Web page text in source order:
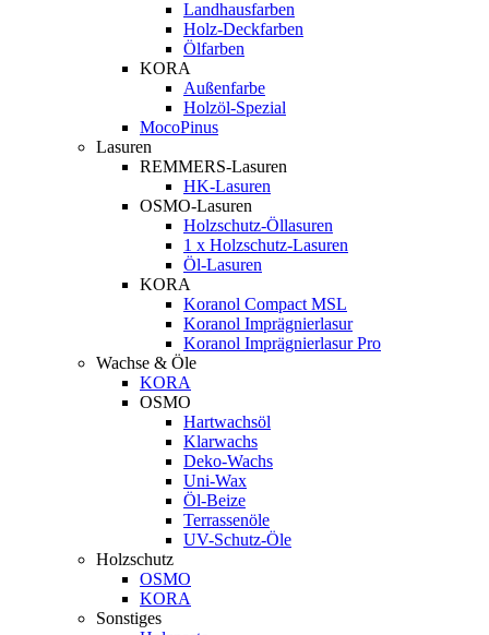
Landhausfarben
Holz-Deckfarben
Ölfarben
KORA
Außenfarbe
Holzöl-Spezial
MocoPinus
Lasuren
REMMERS-Lasuren
HK-Lasuren
OSMO-Lasuren
Holzschutz-Öllasuren
1 x Holzschutz-Lasuren
Öl-Lasuren
KORA
Koranol Compact MSL
Koranol Imprägnierlasur
Koranol Imprägnierlasur Pro
Wachse & Öle
KORA
OSMO
Hartwachsöl
Klarwachs
Deko-Wachs
Uni-Wax
Öl-Beize
Terrassenöle
UV-Schutz-Öle
Holzschutz
OSMO
KORA
Sonstiges